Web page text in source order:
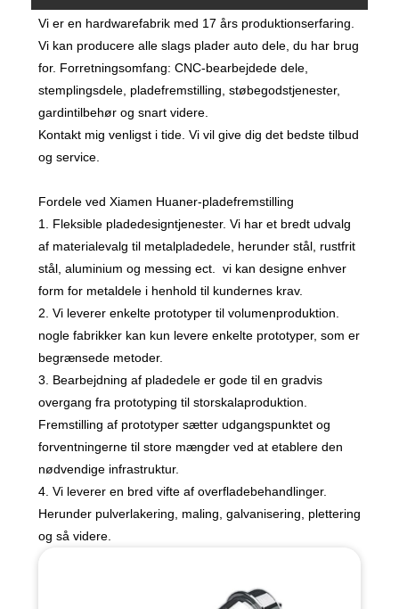
Vi er en hardwarefabrik med 17 års produktionserfaring.
Vi kan producere alle slags plader auto dele, du har brug
for. Forretningsomfang: CNC-bearbejdede dele,
stemplingsdele, pladefremstilling, støbegodstjenester,
gardintilbehør og snart videre.
Kontakt mig venligst i tide. Vi vil give dig det bedste tilbud
og service.
Fordele ved Xiamen Huaner-pladefremstilling
1. Fleksible pladedesigntjenester. Vi har et bredt udvalg
af materialevalg til metalpladedele, herunder stål, rustfrit
stål, aluminium og messing ect. vi kan designe enhver
form for metaldele i henhold til kundernes krav.
2. Vi leverer enkelte prototyper til volumenproduktion.
nogle fabrikker kan kun levere enkelte prototyper, som er
begrænsede metoder.
3. Bearbejdning af pladedele er gode til en gradvis
overgang fra prototyping til storskalaproduktion.
Fremstilling af prototyper sætter udgangspunktet og
forventningerne til store mængder ved at etablere den
nødvendige infrastruktur.
4. Vi leverer en bred vifte af overfladebehandlinger.
Herunder pulverlakering, maling, galvanisering, plettering
og så videre.